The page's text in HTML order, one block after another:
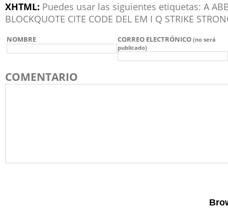
XHTML: Puedes usar las siguientes etiquetas: A
BLOCKQUOTE CITE CODE DEL EM I Q STRIKE
NOMBRE CORREO ELECTRÓNICO(no será
publicado)
COMENTARIO